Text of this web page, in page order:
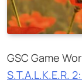
GSC Game
S.T.A.L.K.E.R.